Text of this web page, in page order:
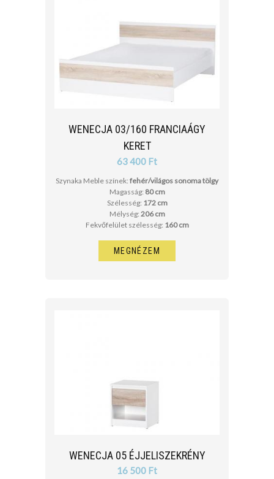
WENECJA 03/160 FRANCIAÁGY
KERET
63 400 Ft
Szynaka Meble színek: fehér/világos sonoma tölgy
Magasság: 80 cm
Szélesség: 172 cm
Mélység: 206 cm
Fekvőfelület szélesség: 160 cm
MEGNÉZEM
WENECJA 05 ÉJJELISZEKRÉNY
16 500 Ft